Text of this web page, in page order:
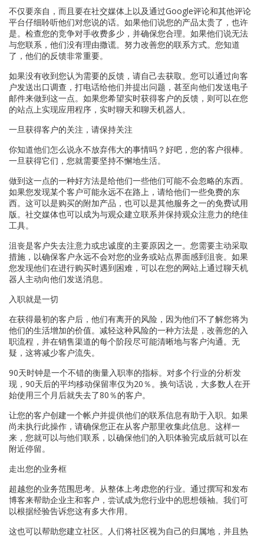
不仅要亲自，而且要在社交媒体上以及通过Google评论和其他评论
平台仔细聆听他们对您说的话。如果他们说您的产品太贵了，也许
是。检查您的竞争对手收费多少，并确保您合理。如果他们说无法
与您联系，他们没有理由撒谎。努力改善您的联系方式。您知道
了，他们的反馈非常重要。
如果没有收到您认为需要的反馈，请自己去获取。您可以通过向客
户发送出口调查，打电话给他们并提出问题，甚至向他们发送电子
邮件来做到这一点。如果您希望实时获得客户的反馈，则可以在您
的站点上实现应用程序，实时聊天和聊天机器人。
一旦获得客户的关注，请保持关注
你知道他们怎么说永不放弃伟大的事情吗？好吧，您的客户很棒。
一旦获得它们，您就需要坚持不懈地生活。
做到这一点的一种好方法是给他们一些他们可能不会忽略的东西。
如果您发现某个客户可能永远不在路上，请给他们一些免费的东
西。这可以是购买的附加产品，也可以是其他服务之一的免费试用
版。社交媒体也可以成为与观众建立联系并保持观众注意力的绝佳
工具。
沮丧是客户失去注意力或忠诚度的主要原因之一。您需要主动采取
措施，以确保客户永远不会对您的业务或站点界面感到沮丧。如果
您发现他们在进行购买时遇到困难，可以在您的网站上通过聊天机
器人主动向他们发送消息。
入职就是一切
在获得最初的客户后，他们有离开的风险，因为他们不了解您将为
他们的生活增加的价值。减轻这种风险的一种方法是，改善您的入
职流程，并在销售渠道的每个阶段尽可能清晰地与客户沟通。无
疑，这将减少客户流失。
90天时钟是一个不错的衡量入职率的指标。对多个行业的分析发
现，90天后的平均移动保留率仅为20％。换句话说，大多数人在开
始使用三个月后就失去了80％的客户。
让您的客户创建一个帐户并提供他们的联系信息有助于入职。如果
尚未执行此操作，请确保您正在从客户那里收集此信息。这样一
来，您就可以与他们联系，以确保他们的入职体验完成后就可以在
附近停留。
走出您的业务框
超越您的业务范围思考。从整体上考虑您的行业。通过撰写和发布
博客来帮助企业主和客户，尝试成为您行业中的思想领袖。我们可
以根据经验告诉您这有多大作用。
这也可以帮助您建立社区。人们将社区视为自己的归属地，并且热